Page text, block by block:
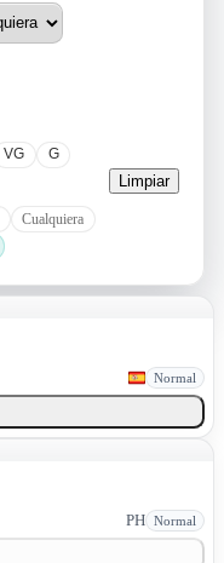
VG G
Limpiar
Cualquiera
Normal
PH Normal